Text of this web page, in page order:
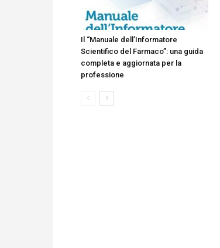
Il “Manuale dell’Informatore
Scientifico del Farmaco”: una guida
completa e aggiornata per la
professione